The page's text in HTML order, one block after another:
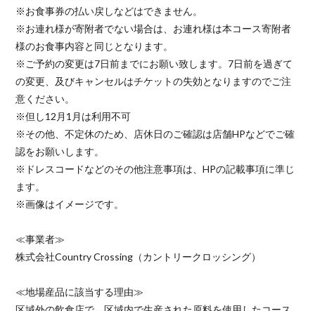
※お食事券の払い戻しなどはできません。
※お連れ様が寄附者でない場合は、お連れ様は本コース寄附者
様のお食事内容と同じとなります。
※ご予約の変更は7日前までにお願い致します。7日前を過ぎて
の変更、及びキャンセルはチケットの失効となりますのでご注
意ください。
※但し12月1月は利用不可
※その他、不定休のため、店休日のご確認は店舗HPなどでご確
認をお願いします。
※ドレスコードなどのその他注意事項は、HPの記載事項に準じ
ます。
※画像はイメージです。
≪事業者≫
株式会社Country Crossing（カントリークロッシング）
≪地場産品に該当する理由≫